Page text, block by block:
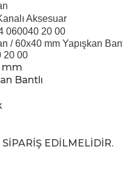
Aksesuar
060040 20 00
/ 60x40 mm Yapışkan
20 00
mm
Bantlı
EDİLMELİDİR.